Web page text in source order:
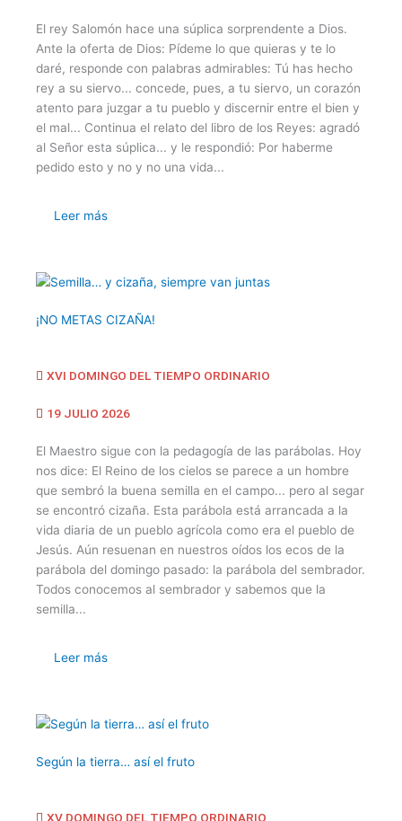
El rey Salomón hace una súplica sorprendente a Dios.
Ante la oferta de Dios: Pídeme lo que quieras y te lo
daré, responde con palabras admirables: Tú has hecho
rey a su siervo... concede, pues, a tu siervo, un corazón
atento para juzgar a tu pueblo y discernir entre el bien y
el mal... Continua el relato del libro de los Reyes: agradó
al Señor esta súplica... y le respondió: Por haberme
pedido esto y no y no una vida...
Leer más
¡NO METAS CIZAÑA!
XVI DOMINGO DEL TIEMPO ORDINARIO
19 JULIO 2026
El Maestro sigue con la pedagogía de las parábolas. Hoy
nos dice: El Reino de los cielos se parece a un hombre
que sembró la buena semilla en el campo... pero al segar
se encontró cizaña. Esta parábola está arrancada a la
vida diaria de un pueblo agrícola como era el pueblo de
Jesús. Aún resuenan en nuestros oídos los ecos de la
parábola del domingo pasado: la parábola del sembrador.
Todos conocemos al sembrador y sabemos que la
semilla...
Leer más
Según la tierra… así el fruto
XV DOMINGO DEL TIEMPO ORDINARIO